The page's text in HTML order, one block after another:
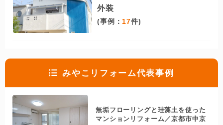
外装
(事例：17件)
みやこリフォーム代表事例
無垢フローリングと珪藻土を使った
マンションリフォーム／京都市中京